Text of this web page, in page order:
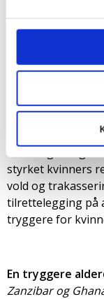
-
Tryggere
Kvinner i
mangler
førte
styrket kvinners
vold og
tilrettelegging på
tryggere for
En tryggere
Zanzibar og